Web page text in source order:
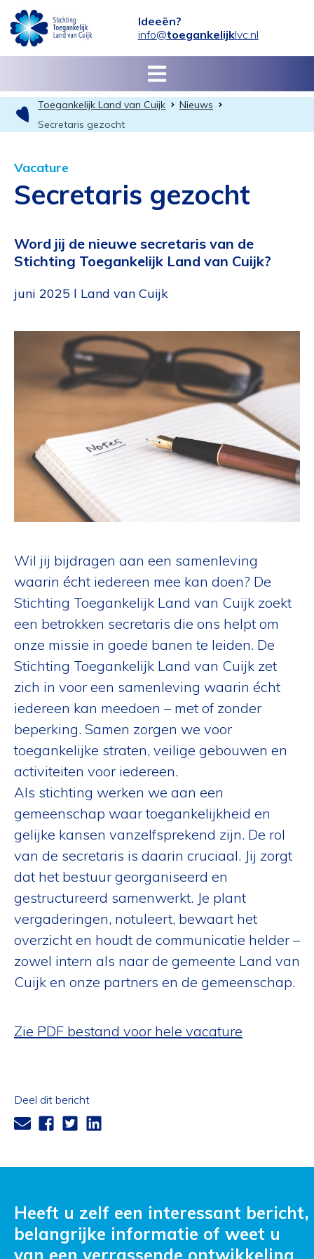
Ideeën?
info@toegankelijklvc.nl
Toegankelijk Land van Cuijk
Nieuws
Secretaris gezocht
Vacature
Secretaris gezocht
Word jij de nieuwe secretaris van de
Stichting Toegankelijk Land van Cuijk?
juni 2025 l Land van Cuijk
Wil jij bijdragen aan een samenleving
waarin écht iedereen mee kan doen? De
Stichting Toegankelijk Land van Cuijk zoekt
een betrokken secretaris die ons helpt om
onze missie in goede banen te leiden. De
Stichting Toegankelijk Land van Cuijk zet
zich in voor een samenleving waarin écht
iedereen kan meedoen – met of zonder
beperking. Samen zorgen we voor
toegankelijke straten, veilige gebouwen en
activiteiten voor iedereen.
Als stichting werken we aan een
gemeenschap waar toegankelijkheid en
gelijke kansen vanzelfsprekend zijn. De rol
van de secretaris is daarin cruciaal. Jij zorgt
dat het bestuur georganiseerd en
gestructureerd samenwerkt. Je plant
vergaderingen, notuleert, bewaart het
overzicht en houdt de communicatie helder –
zowel intern als naar de gemeente Land van
Cuijk en onze partners en de gemeenschap.
Zie PDF bestand voor hele vacature
Deel dit bericht
Heeft u zelf een interessant bericht,
belangrijke informatie of weet u